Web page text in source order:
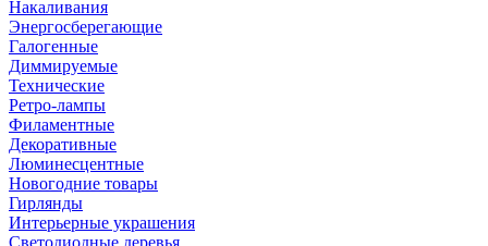
Накаливания
Энергосберегающие
Галогенные
Диммируемые
Технические
Ретро-лампы
Филаментные
Декоративные
Люминесцентные
Новогодние товары
Гирлянды
Интерьерные украшения
Светодиодные деревья